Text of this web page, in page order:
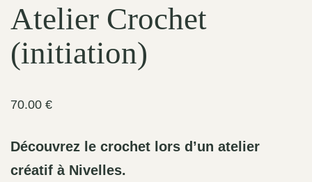
Atelier Crochet
(initiation)
70.00 €
Découvrez le crochet lors d’un atelier
créatif à Nivelles.